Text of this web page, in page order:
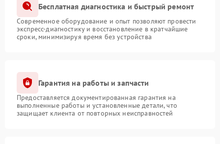
Бесплатная диагностика и быстрый ремонт
Современное оборудование и опыт позволяют провести
экспресс-диагностику и восстановление в кратчайшие
сроки, минимизируя время без устройства
Гарантия на работы и запчасти
Предоставляется документированная гарантия на
выполненные работы и установленные детали, что
защищает клиента от повторных неисправностей